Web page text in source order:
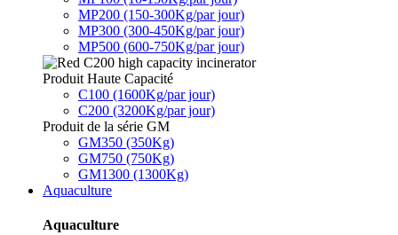
MP200 (150-300Kg/par jour)
MP300 (300-450Kg/par jour)
MP500 (600-750Kg/par jour)
Produit Haute Capacité
C100 (1600Kg/par jour)
C200 (3200Kg/par jour)
Produit de la série GM
GM350 (350Kg)
GM750 (750Kg)
GM1300 (1300Kg)
Aquaculture
Aquaculture